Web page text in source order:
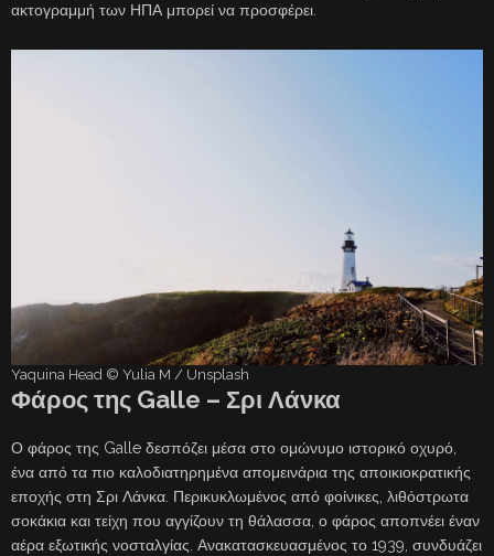
ακτογραμμή των ΗΠΑ μπορεί να προσφέρει.
Yaquina Head © Yulia M / Unsplash
Φάρος της Galle – Σρι Λάνκα
Ο φάρος της Galle δεσπόζει μέσα στο ομώνυμο ιστορικό οχυρό,
ένα από τα πιο καλοδιατηρημένα απομεινάρια της αποικιοκρατικής
εποχής στη Σρι Λάνκα. Περικυκλωμένος από φοίνικες, λιθόστρωτα
σοκάκια και τείχη που αγγίζουν τη θάλασσα, ο φάρος αποπνέει έναν
αέρα εξωτικής νοσταλγίας. Ανακατασκευασμένος το 1939, συνδυάζει